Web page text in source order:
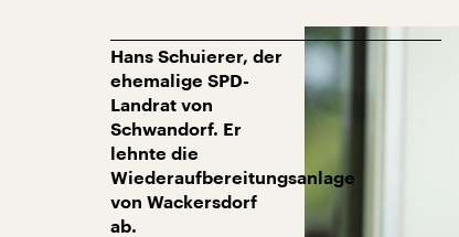
Hans Schuierer, der
ehemalige SPD-
Landrat von
Schwandorf. Er
lehnte die
Wiederaufbereitungsanlage
von Wackersdorf
ab.